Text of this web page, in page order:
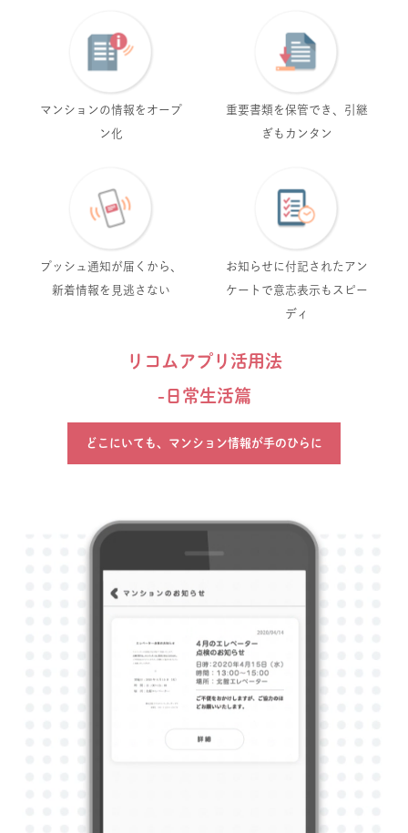
マンションの情報を オープ
ン化
重要書類を保管でき、 引継
ぎもカンタン
プッシュ通知が届くから、
新着情報を見逃さない
お知らせに付記された アン
ケートで意志表示もスピー
ディ
リコムアプリ活用法
-日常生活篇
どこにいても、マンション情報が手のひらに